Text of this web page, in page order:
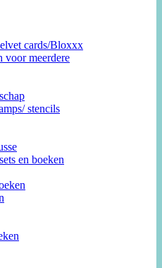
cards/Bloxxx
voor meerdere
stencils
en boeken